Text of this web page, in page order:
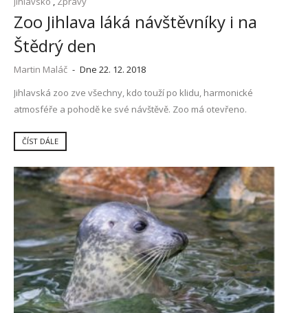
Zoo Jihlava láká návštěvníky i na
Štědrý den
Martin Maláč - Dne 22. 12. 2018
Jihlavská zoo zve všechny, kdo touží po klidu, harmonické
atmosféře a pohodě ke své návštěvě. Zoo má otevřeno.
ČÍST DÁLE